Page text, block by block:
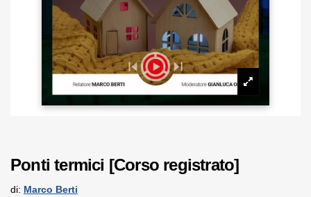
Ponti termici [Corso registrato]
di: Marco Berti